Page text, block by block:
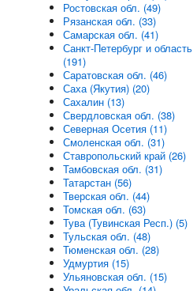
Ростовская обл. (49)
Рязанская обл. (33)
Самарская обл. (41)
Санкт-Петербург и область
(191)
Саратовская обл. (46)
Саха (Якутия) (20)
Сахалин (13)
Свердловская обл. (38)
Северная Осетия (11)
Смоленская обл. (31)
Ставропольский край (26)
Тамбовская обл. (31)
Татарстан (56)
Тверская обл. (44)
Томская обл. (63)
Тува (Тувинская Респ.) (5)
Тульская обл. (48)
Тюменская обл. (28)
Удмуртия (15)
Ульяновская обл. (15)